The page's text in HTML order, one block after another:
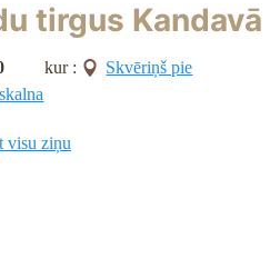
tirgus Kandavā
kur :
Skvēriņš pie
visu ziņu